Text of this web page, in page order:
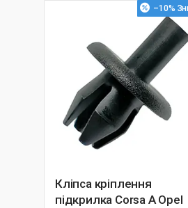
–10%
Кліпса кріплення
підкрилка Corsa A Opel